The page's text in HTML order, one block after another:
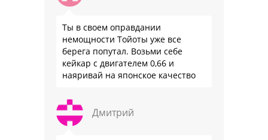
Ты в своем оправдании
немощности Тойоты уже все
берега попутал. Возьми себе
кейкар с двигателем 0,66 и
наяривай на японское качество
Дмитрий